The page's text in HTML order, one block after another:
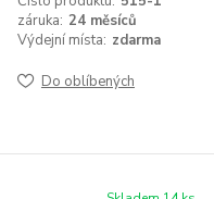
záruka: 24 měsíců
Výdejní místa: zdarma
Do oblíbených